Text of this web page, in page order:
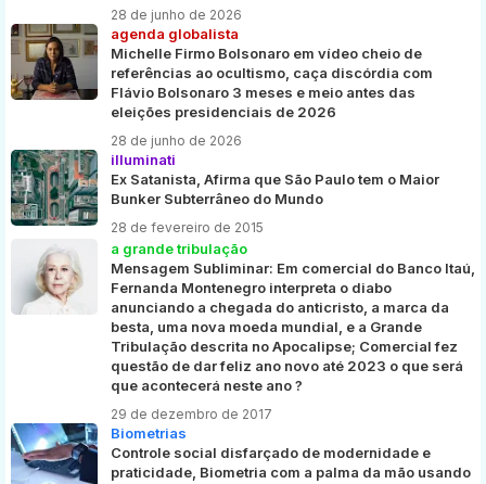
28 de junho de 2026
agenda globalista
Michelle Firmo Bolsonaro em vídeo cheio de
referências ao ocultismo, caça discórdia com
Flávio Bolsonaro 3 meses e meio antes das
eleições presidenciais de 2026
28 de junho de 2026
illuminati
Ex Satanista, Afirma que São Paulo tem o Maior
Bunker Subterrâneo do Mundo
28 de fevereiro de 2015
a grande tribulação
Mensagem Subliminar: Em comercial do Banco Itaú,
Fernanda Montenegro interpreta o diabo
anunciando a chegada do anticristo, a marca da
besta, uma nova moeda mundial, e a Grande
Tribulação descrita no Apocalipse; Comercial fez
questão de dar feliz ano novo até 2023 o que será
que acontecerá neste ano ?
29 de dezembro de 2017
Biometrias
Controle social disfarçado de modernidade e
praticidade, Biometria com a palma da mão usando